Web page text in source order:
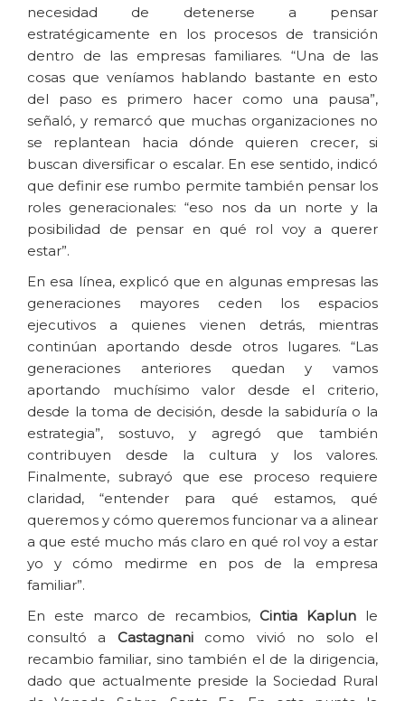
necesidad de detenerse a pensar
estratégicamente en los procesos de transición
dentro de las empresas familiares. “Una de las
cosas que veníamos hablando bastante en esto
del paso es primero hacer como una pausa”,
señaló, y remarcó que muchas organizaciones no
se replantean hacia dónde quieren crecer, si
buscan diversificar o escalar. En ese sentido, indicó
que definir ese rumbo permite también pensar los
roles generacionales: “eso nos da un norte y la
posibilidad de pensar en qué rol voy a querer
estar”.
En esa línea, explicó que en algunas empresas las
generaciones mayores ceden los espacios
ejecutivos a quienes vienen detrás, mientras
continúan aportando desde otros lugares. “Las
generaciones anteriores quedan y vamos
aportando muchísimo valor desde el criterio,
desde la toma de decisión, desde la sabiduría o la
estrategia”, sostuvo, y agregó que también
contribuyen desde la cultura y los valores.
Finalmente, subrayó que ese proceso requiere
claridad, “entender para qué estamos, qué
queremos y cómo queremos funcionar va a alinear
a que esté mucho más claro en qué rol voy a estar
yo y cómo medirme en pos de la empresa
familiar”.
En este marco de recambios, Cintia Kaplun le
consultó a Castagnanicomo vivió no solo el
recambio familiar, sino también el de la dirigencia,
dado que actualmente preside la Sociedad Rural